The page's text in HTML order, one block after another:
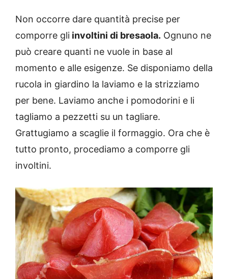
Non occorre dare quantità precise per
comporre gli involtini di bresaola. Ognuno ne
può creare quanti ne vuole in base al
momento e alle esigenze. Se disponiamo della
rucola in giardino la laviamo e la strizziamo
per bene. Laviamo anche i pomodorini e li
tagliamo a pezzetti su un tagliare.
Grattugiamo a scaglie il formaggio. Ora che è
tutto pronto, procediamo a comporre gli
involtini.